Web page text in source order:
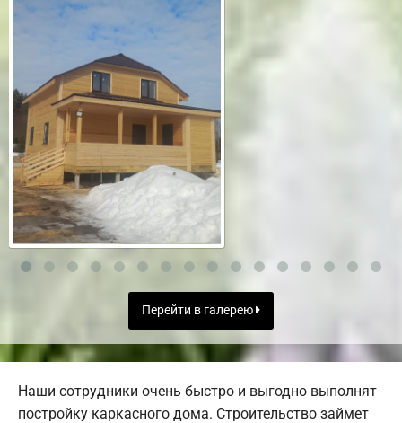
Перейти в галерею
Наши сотрудники очень быстро и выгодно выполнят
постройку каркасного дома. Строительство займет